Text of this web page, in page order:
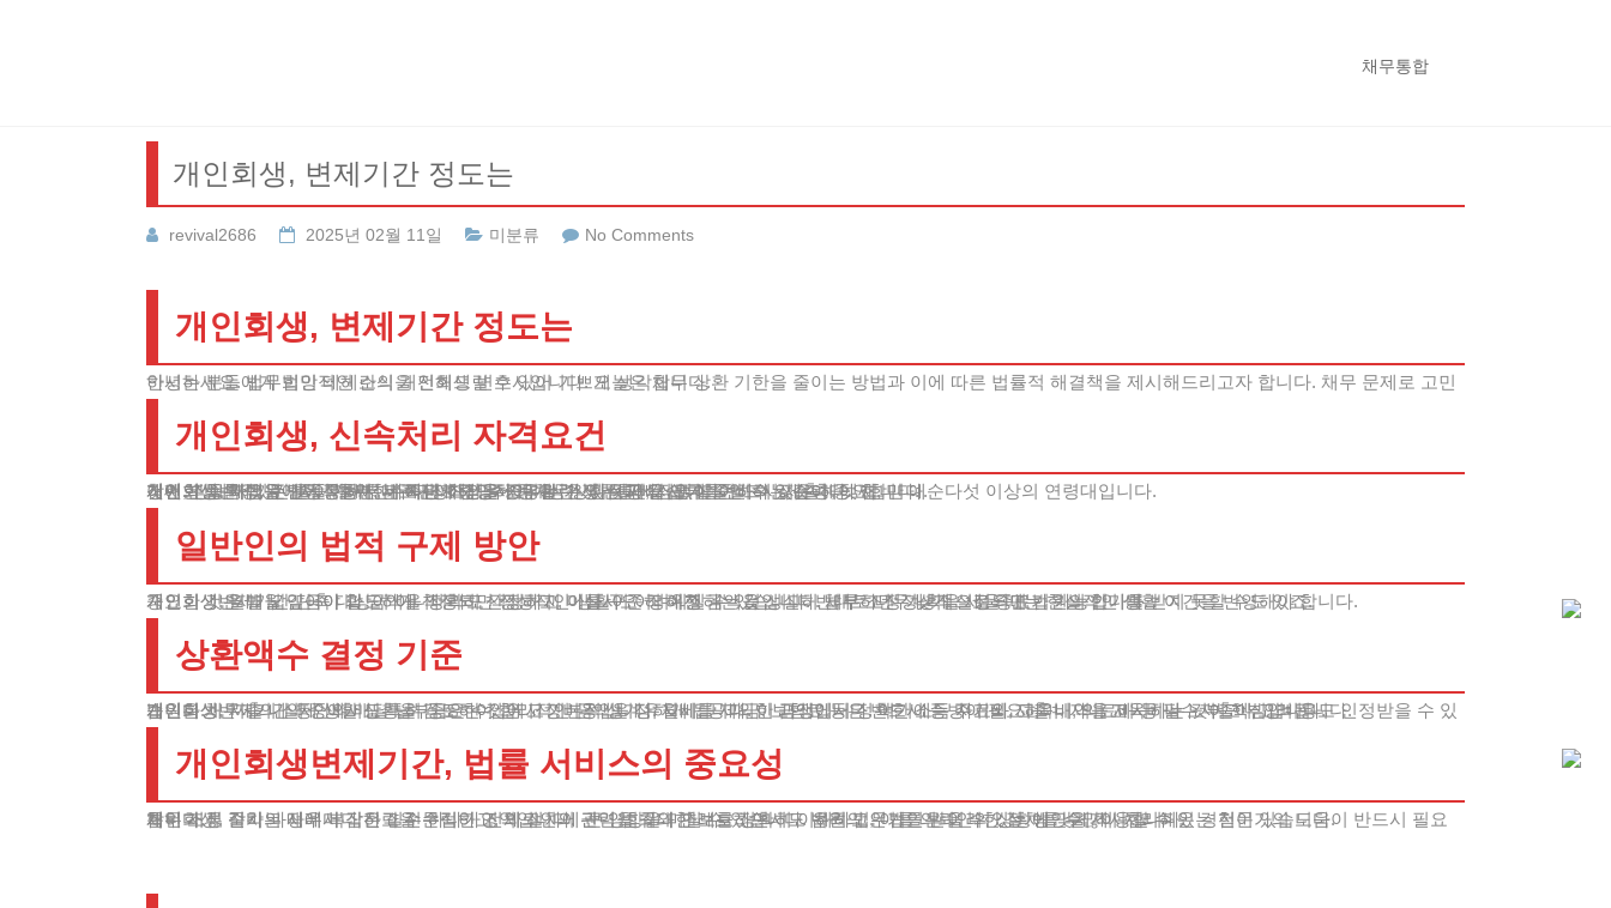
채무통합
개인회생, 변제기간 정도는
revival2686 2025년 02월 11일 미분류 No Comments
개인회생, 변제기간 정도는
안녕하세요. 법무법인 테헤란의 개인회생 변호사입니다. 오늘은 채무 상환 기한을 줄이는 방법과 이에 따른 법률적 해결책을 제시해드리고자 합니다. 채무 문제로 고민하시는 분들에게 희망적인 소식을 전해드릴 수 있어 기쁘게 생각합니다.
개인회생, 신속처리 자격요건
개인회생변제기간 줄이기 위한 우대정책의 주요 대상은 다음과 같습니다.
첫째, 장애가 있는 분들, 둘째, 세 자녀 이상을 키우는 가정, 셋째, 서른 살 이하의 젊은층, 넷째, 만 예순다섯 이상의 연령대입니다.
이런 분들은 법원에서 정한 우대조건에 해당하여 채무상환 기간을 크게 줄일 수 있습니다.
개인회생, 혜택을 받기 위해서는 해당 조건을 증명할 수 있는 공식 서류를 반드시 제출해야 합니다.
장애인 등록증, 주민등록등본, 가족관계증명서 등 관련 서류를 빠짐없이 준비하는 것이 중요합니다.
일반인의 법적 구제 방안
개인회생변제기간 단축 대상이 아니더라도 걱정하지 마십시오. 정해진 금액을 성실히 납부하면 정상적으로 종료가 가능합니다.
중요한 것은 매월 갚아야 할 금액을 정확히 산정하고, 이를 꾸준히 이행하는 것입니다. 채무 조정 계획을 세울 때는 현실적인 생활 여건을 반영해야 합니다.
개인회생, 월별 납입금이 과도하게 책정되면 정상적인 생활이 어려워질 수 있습니다. 반대로 너무 낮게 설정되면 법원의 인가를 받지 못할 수도 있죠.
상환액수 결정 기준
개인회생변제기간 동안의 매달 납부금은 수입에서 기본적 생계유지비를 제외한 금액입니다. 여기에는 주거비, 교육비, 의료비 등 필수지출이 고려됩니다.
법원은 채무자의 실제 생활 상황을 검토하여 합리적인 금액을 정하게 됩니다. 이 과정에서 정확한 소득 자료와 지출 내역을 제시하는 것이 핵심입니다.
개인회생, 지출 내역 중에서도 특히 중요한 것은 고정비용입니다. 월세, 공과금, 보험료 등은 반드시 증빙이 필요하며, 자녀 교육비나 노부모 부양비용도 인정받을 수 있습니다.
개인회생변제기간, 법률 서비스의 중요성
채무 조정 절차는 매우 복잡하고 전문적인 영역입니다. 관련 법규와 판례를 정확히 이해하고, 이를 의뢰인의 상황에 맞게 적용할 수 있는 전문가의 도움이 반드시 필요합니다.
특히 서류 준비 과정에서 작은 실수 하나가 전체 절차에 큰 영향을 미칠 수 있습니다. 우리 법무법인은 이러한 절차를 수많이 처리해온 경험이 있습니다.
개인회생, 각각의 사례마다 전략을 수립하고, 의뢰인의 권익을 최대한 보호하면서도 법원의 인가를 받을 수 있는 방안을 제시합니다.